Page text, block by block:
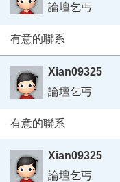
論壇乞丐
有意的聯系
Xian09325
論壇乞丐
有意的聯系
Xian09325
論壇乞丐